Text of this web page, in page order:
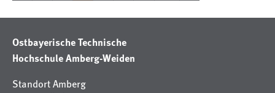
Ostbayerische Technische
Hochschule Amberg-Weiden
Standort Amberg